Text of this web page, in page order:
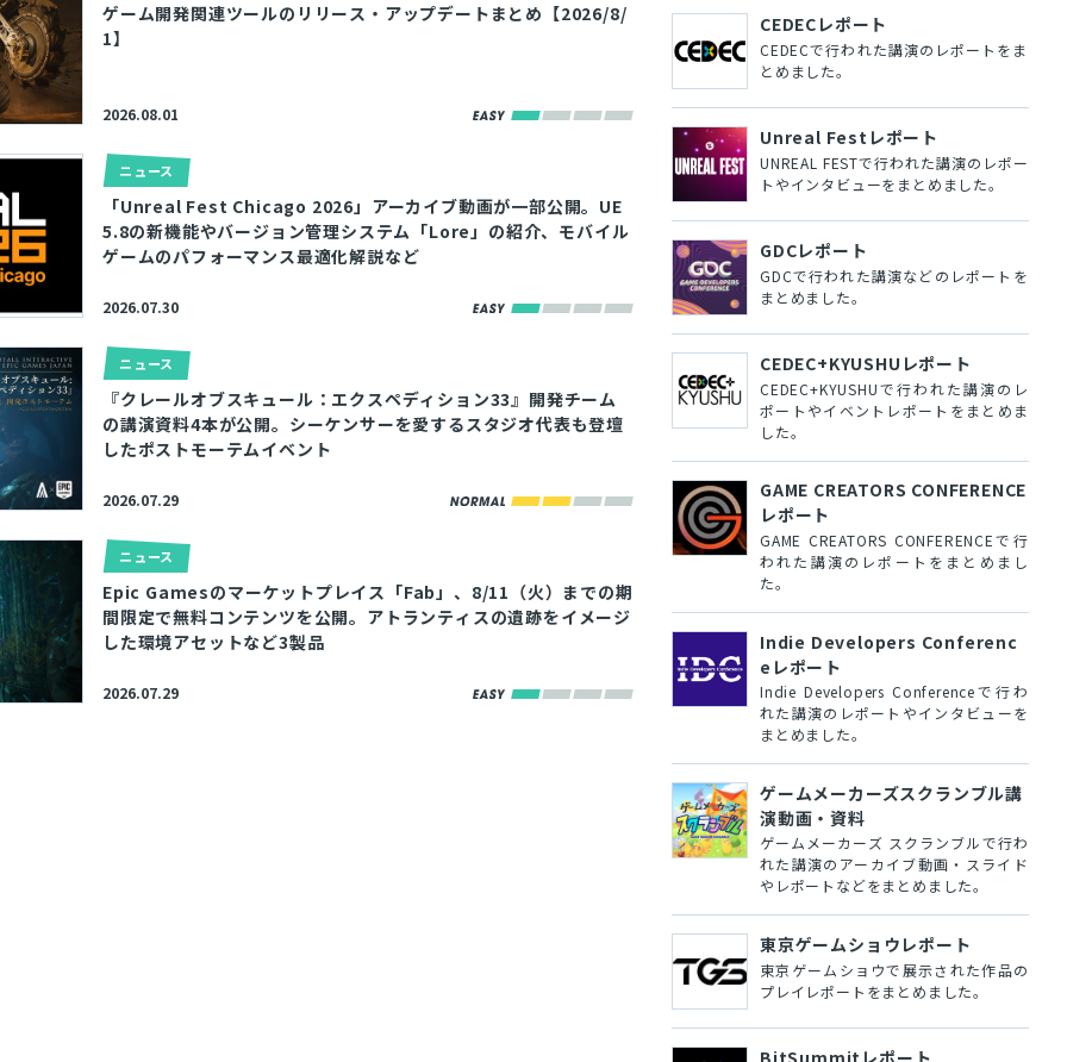
ゲーム開発関連ツールのリリース・アップデートまとめ【2026/8/
1】
2026.08.01
ニュース
「Unreal Fest Chicago 2026」アーカイブ動画が一部公開。UE
5.8の新機能やバージョン管理システム「Lore」の紹介、モバイル
ゲームのパフォーマンス最適化解説など
2026.07.30
ニュース
『クレールオブスキュール：エクスペディション33』開発チーム
の講演資料4本が公開。シーケンサーを愛するスタジオ代表も登壇
したポストモーテムイベント
2026.07.29
ニュース
Epic Gamesのマーケットプレイス「Fab」、8/11（火）までの期
間限定で無料コンテンツを公開。アトランティスの遺跡をイメージ
した環境アセットなど3製品
2026.07.29
CEDECレポート
CEDECで行われた講演のレポートをま
とめました。
Unreal Festレポート
UNREAL FESTで行われた講演のレポー
トやインタビューをまとめました。
GDCレポート
GDCで行われた講演などのレポートを
まとめました。
CEDEC+KYUSHUレポート
CEDEC+KYUSHUで行われた講演のレ
ポートやイベントレポートをまとめま
した。
GAME CREATORS CONFERENCE
レポート
GAME CREATORS CONFERENCEで行
われた講演のレポートをまとめまし
た。
Indie Developers Conferenc
eレポート
Indie Developers Conferenceで行わ
れた講演のレポートやインタビューを
まとめました。
ゲームメーカーズスクランブル講
演動画・資料
ゲームメーカーズ スクランブルで行わ
れた講演のアーカイブ動画・スライド
やレポートなどをまとめました。
東京ゲームショウレポート
東京ゲームショウで展示された作品の
プレイレポートをまとめました。
BitSummitレポート